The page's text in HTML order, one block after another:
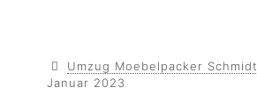
Umzug Moebelpacker Schmidt
Januar 2023